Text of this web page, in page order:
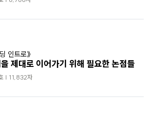
인트로》
을 제대로 이어가기 위해 필요한 논점들
| 11,832자